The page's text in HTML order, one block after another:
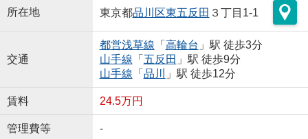
所在地 東京都品川区東五反田 ３丁目1-1
交通
都営浅草線 「 高輪台 」駅 徒歩3分
山手線 「 五反田 」駅 徒歩9分
山手線 「 品川 」駅 徒歩12分
賃料 24.5万円
管理費等 -